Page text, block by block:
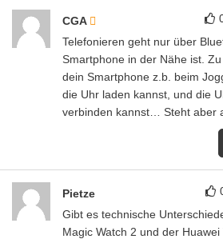
CGA
Telefonieren geht nur über
Smartphone in der Nähe ist.
dein Smartphone z.b. beim
die Uhr laden kannst, und die
verbinden kannst… Steht aber
Pietze
Gibt es technische
Magic Watch 2 und der